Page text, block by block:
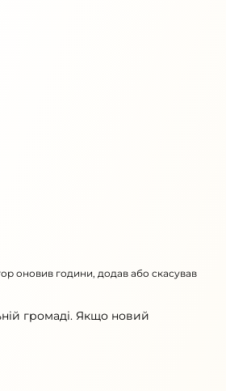
оновив години, додав або скасував
громаді. Якщо новий